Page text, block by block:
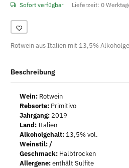
Sofort verfügbar Lieferzeit: 0
Rotwein aus Italien mit 13,5%
Beschreibung
Wein:Rotwein
Rebsorte:Primitivo
Jahrgang:2019
Land:Italien
Alkoholgehalt:13,5% vol.
Weinstil: /
Geschmack:Halbtrocken
Allergene:enthält Sulfite